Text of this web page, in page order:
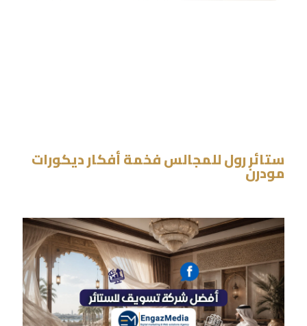
ستائر رول للمجالس فخمة أفكار ديكورات
مودرن